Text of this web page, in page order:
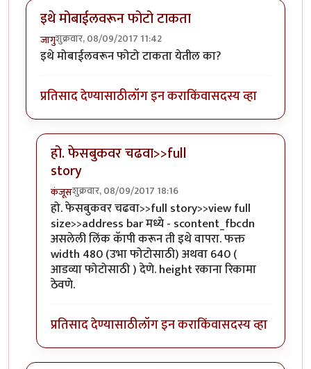
इथे मोबाईलवरून फोटो टाकता
जागुशुक्रवार, 08/09/2017 11:42
इथे मोबाईलवरून फोटो टाकता येतील का?
प्रतिसाद देण्यासाठीलॉग इन कराकिंवासदस्य व्हा
हो. फेसबुकवर चढवा>>full
story
कंजूसशुक्रवार, 08/09/2017 18:16
In reply toइथे मोबाईलवरून फोटो टाकताby
हो. फेसबुकवर चढवा>>full story>>view full
size>>address bar मध्ये - scontent_fbcdn
असलेली लिंक कॅापी करून ती इथे वापरा. फक्त
width 480 (उभा फोटोसाठी) अथवा 640 (
आडव्या फोटोसाठी ) देणे. height रकाना रिकामा
ठेवणे.
प्रतिसाद देण्यासाठीलॉग इन कराकिंवासदस्य व्हा